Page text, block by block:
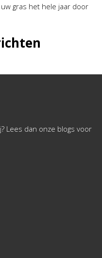
gras het hele jaar door
Lees dan onze blogs voor